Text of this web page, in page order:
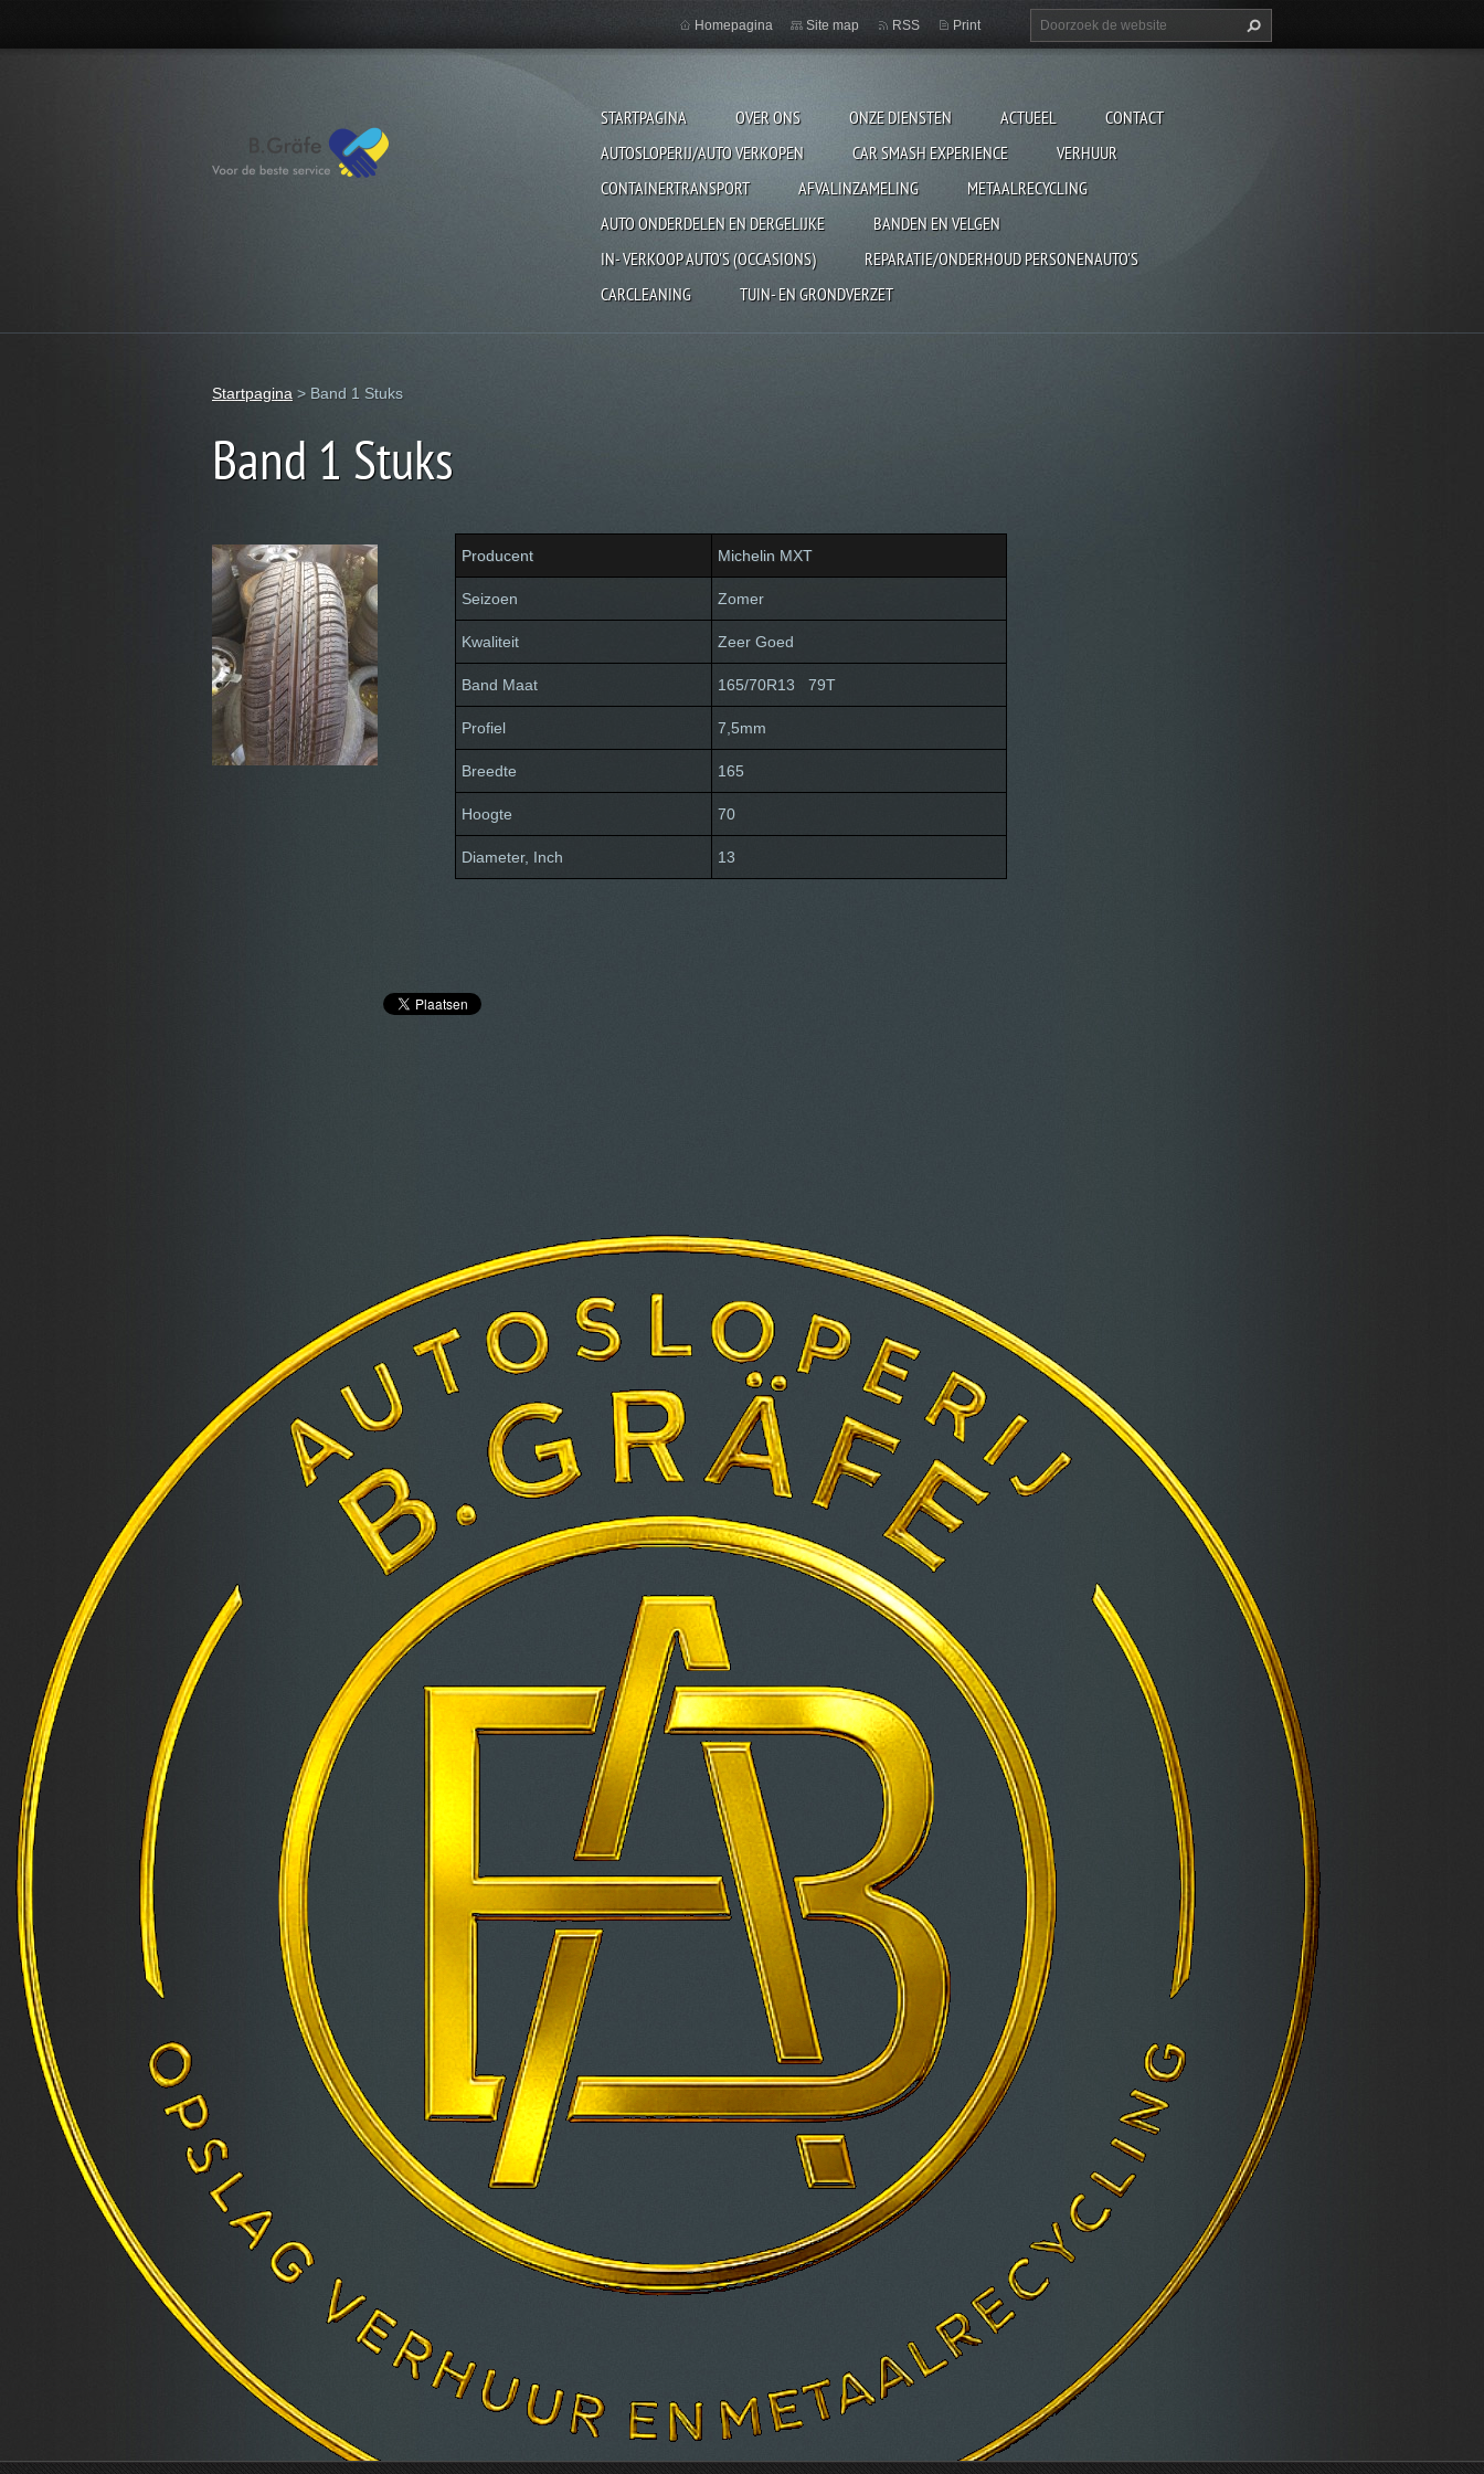
STARTPAGINA OVER ONS ONZE DIENSTEN ACTUEEL
CONTACT
AUTOSLOPERIJ/AUTO VERKOPEN
CAR SMASH EXPERIENCE
VERHUUR
CONTAINERTRANSPORT
AFVALINZAMELING
METAALRECYCLING
AUTO ONDERDELEN EN DERGELIJKE
BANDEN EN VELGEN
IN- VERKOOP AUTO'S (OCCASIONS)
REPARATIE/ONDERHOUD PERSONENAUTO'S
CARCLEANING
TUIN- EN GRONDVERZET
Homepagina Site map RSS Print
Startpagina > Band 1 Stuks
Band 1 Stuks
Producent Michelin MXT
Seizoen Zomer
Kwaliteit Zeer Goed
Band Maat 165/70R13 79T
Profiel 7,5mm
Breedte 165
Hoogte 70
Diameter, Inch 13